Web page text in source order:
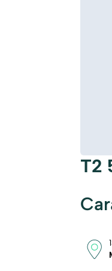
T2